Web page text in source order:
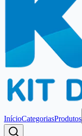
InícioCategoriasProdutos